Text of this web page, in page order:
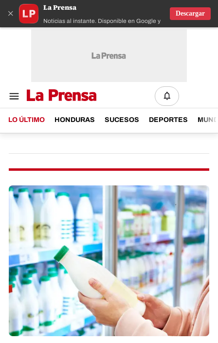
×
La Prensa
Noticias al instante. Disponible en Google y IOS
Descargar
LO ÚLTIMO HONDURAS SUCESOS DEPORTES